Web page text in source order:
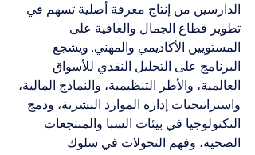
الدارسين من إنتاج معرفة أصلية تسهم في
تطوير قطاع الجمال والعافية على
المستويين الأكاديمي والمهني. ويشجع
البرنامج على التحليل النقدي للأسواق
العالمية، والأطر التنظيمية، والنماذج المالية،
واستراتيجيات إدارة الموارد البشرية، ودمج
التكنولوجيا في بيئات السبا والمنتجعات
الصحية، وفهم التحولات في سلوك